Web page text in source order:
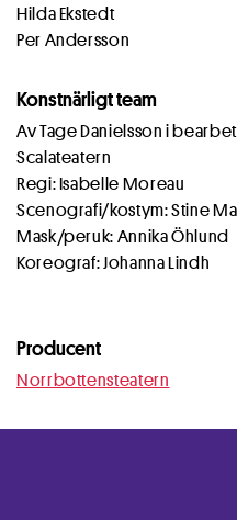
Hilda Ekstedt
Per Andersson
Konstnärligt team
Av Tage Danielsson i
Scalateatern
Regi: Isabelle Moreau
Scenografi/kostym: Stine
Mask/peruk: Annika Öhlund
Koreograf: Johanna Lindh
Producent
Norrbottensteatern